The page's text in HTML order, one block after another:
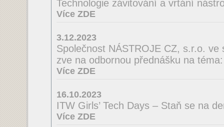
Technologie závitování a vrtání
Více ZDE
3.12.2023
Společnost NÁSTROJE CZ, s.r.o. ve
zve na odbornou přednášku na
Více ZDE
16.10.2023
ITW Girls’ Tech Days – Staň se na
Více ZDE